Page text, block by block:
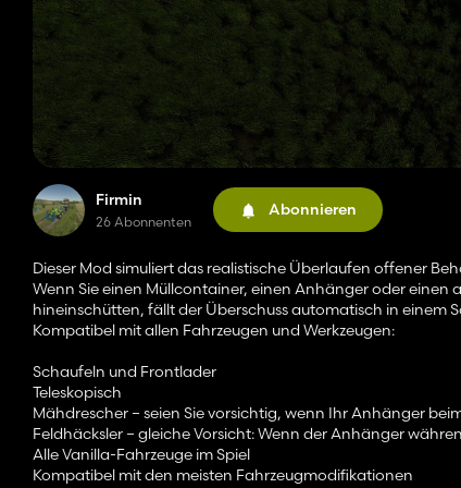
Firmin
26 Abonnenten
Abonnieren
Dieser Mod simuliert das realistische Überlaufen offener
Wenn Sie einen Müllcontainer, einen Anhänger oder
hineinschütten, fällt der Überschuss automatisch in einem
Kompatibel mit allen Fahrzeugen und Werkzeugen:
Schaufeln und Frontlader
Teleskopisch
Mähdrescher – seien Sie vorsichtig, wenn Ihr Anhänger
Feldhäcksler – gleiche Vorsicht: Wenn der Anhänger
Alle Vanilla-Fahrzeuge im Spiel
Kompatibel mit den meisten Fahrzeugmodifikationen